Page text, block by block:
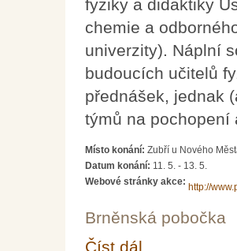
fyziky a didaktiky
chemie a
univerzity). Náplní
budoucích učitelů
přednášek, jednak
týmů na pochopení
Místo konání: Zubří u Nového
Datum konání: 11. 5. - 13. 5.
Webové stránky akce:
http://
Brněnská pobočka
Číst dál